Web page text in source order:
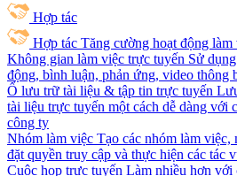
Hợp tác
Hợp tác Tăng cường hoạt động làm
Không gian làm việc trực tuyến Sử
động, bình luận, phản ứng, video thông
Ổ lưu trữ tài liệu & tập tin trực tuyến
tài liệu trực tuyến một cách dễ dàng với
công ty
Nhóm làm việc Tạo các nhóm làm việc,
đặt quyền truy cập và thực hiện các tác
Cuộc họp trực tuyến Làm nhiều hơn với